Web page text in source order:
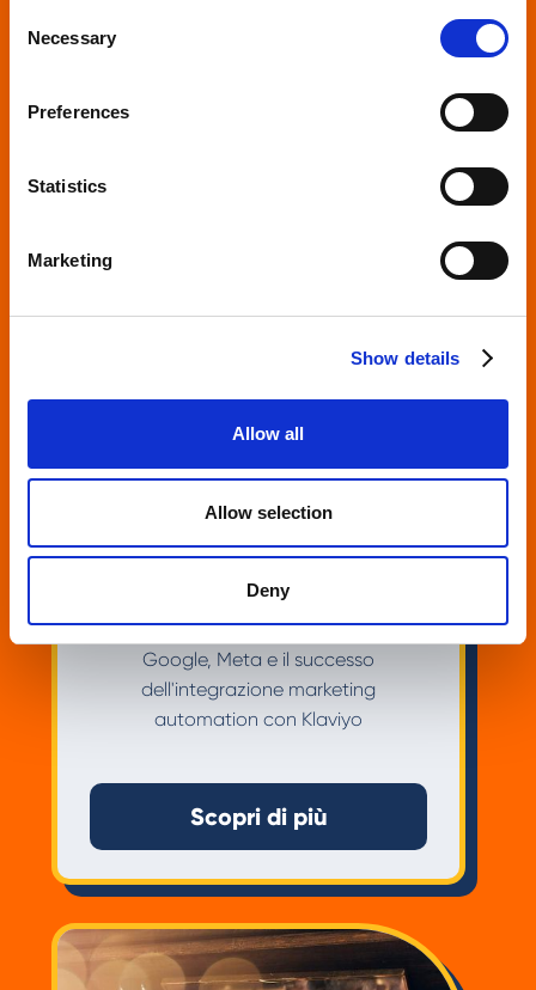
Selection
Necessary
Preferences
Statistics
Marketing
Show details
Allow all
Allow selection
Deny
Blundstone
Google, Meta e il successo
dell'integrazione marketing
automation con Klaviyo
Scopri di più